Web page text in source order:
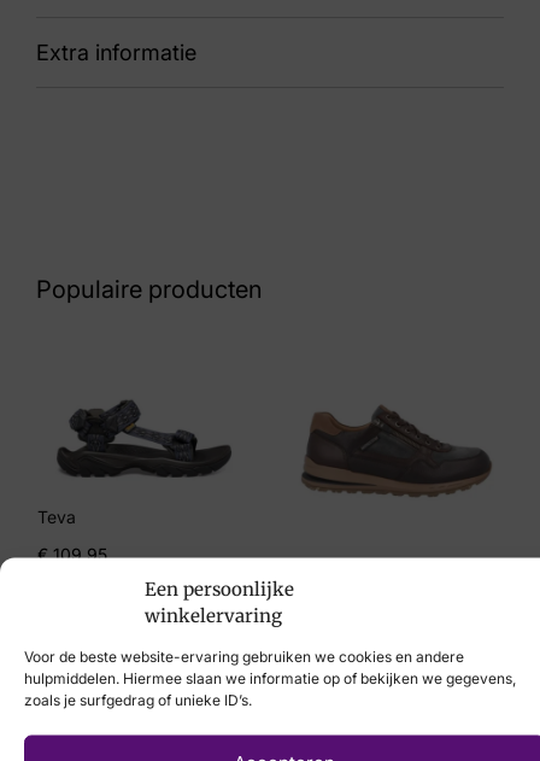
Een persoonlijke
winkelervaring
Voor de beste website-ervaring gebruiken we cookies en andere
hulpmiddelen. Hiermee slaan we informatie op of bekijken we gegevens,
zoals je surfgedrag of unieke ID’s.
Bradley Stone
Extra informatie
Merk
Mephisto
Populaire producten
Teva
€109,95